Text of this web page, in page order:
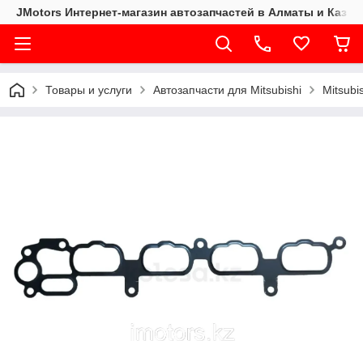
JMotors Интернет-магазин автозапчастей в Алматы и
Товары и услуги Автозапчасти для Mitsubishi